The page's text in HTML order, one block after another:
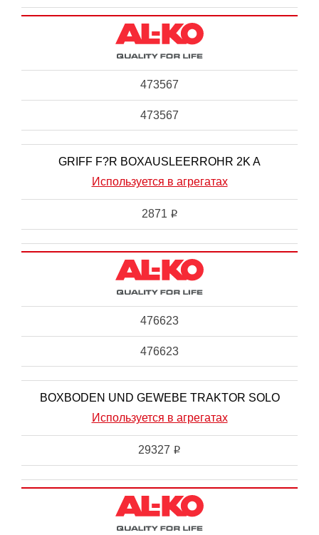
473567
473567
GRIFF F?R BOXAUSLEERROHR 2K A
Используется в агрегатах
2871 i
476623
476623
BOXBODEN UND GEWEBE TRAKTOR SOLO
Используется в агрегатах
29327 i